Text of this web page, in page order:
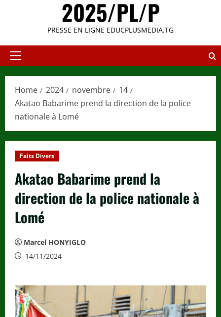
2025/PL/P
PRESSE EN LIGNE EDUCPLUSMEDIA.TG
Primary
Home 2024 novembre
14
Akatao Babarime prend la direction de la police
nationale à Lomé
Faits Divers
Akatao Babarime prend la
direction de la police nationale à
Lomé
Marcel HONYIGLO
14/11/2024